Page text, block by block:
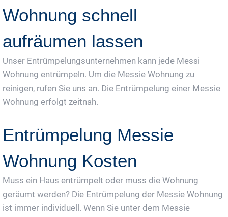
Wohnung schnell
aufräumen lassen
Unser Entrümpelungsunternehmen kann jede Messi
Wohnung entrümpeln. Um die Messie Wohnung zu
reinigen, rufen Sie uns an. Die Entrümpelung einer Messie
Wohnung erfolgt zeitnah.
Entrümpelung Messie
Wohnung Kosten
Muss ein Haus entrümpelt oder muss die Wohnung
geräumt werden? Die Entrümpelung der Messie Wohnung
ist immer individuell. Wenn Sie unter dem Messie